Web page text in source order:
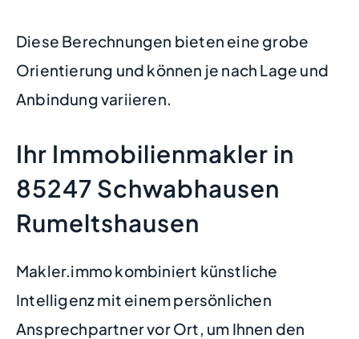
Diese Berechnungen bieten eine grobe
Orientierung und können je nach Lage und
Anbindung variieren.
Ihr Immobilienmakler in
85247 Schwabhausen
Rumeltshausen
Makler.immo kombiniert künstliche
Intelligenz mit einem persönlichen
Ansprechpartner vor Ort, um Ihnen den